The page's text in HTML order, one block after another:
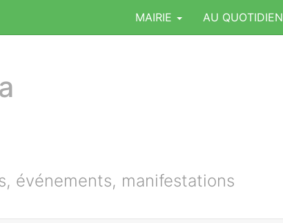
MAIRIE AU QUOTIDIEN
événements, manifestations